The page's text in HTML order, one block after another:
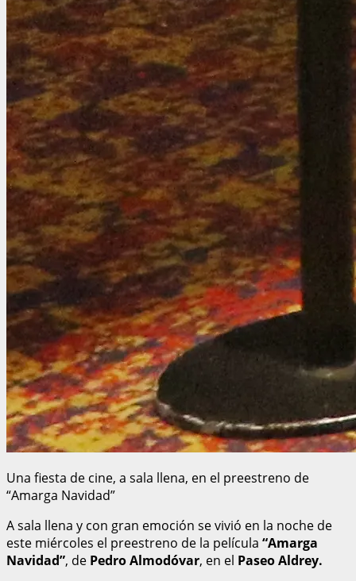
Una fiesta de cine, a sala llena, en el preestreno de
“Amarga Navidad”
A sala llena y con gran emoción se vivió en la noche de
este miércoles el preestreno de la película “Amarga
Navidad”, de Pedro Almodóvar, en el Paseo Aldrey.